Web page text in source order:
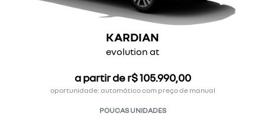
KARDIAN
evolution at
a partir de r$ 105.990,00
oportunidade: automático com preço de manual
POUCAS UNIDADES